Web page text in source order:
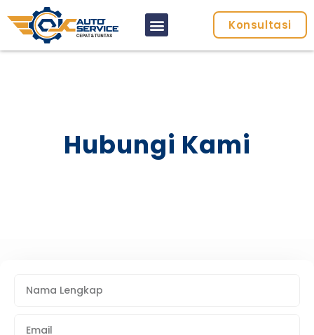
Konsultasi
Hubungi Kami